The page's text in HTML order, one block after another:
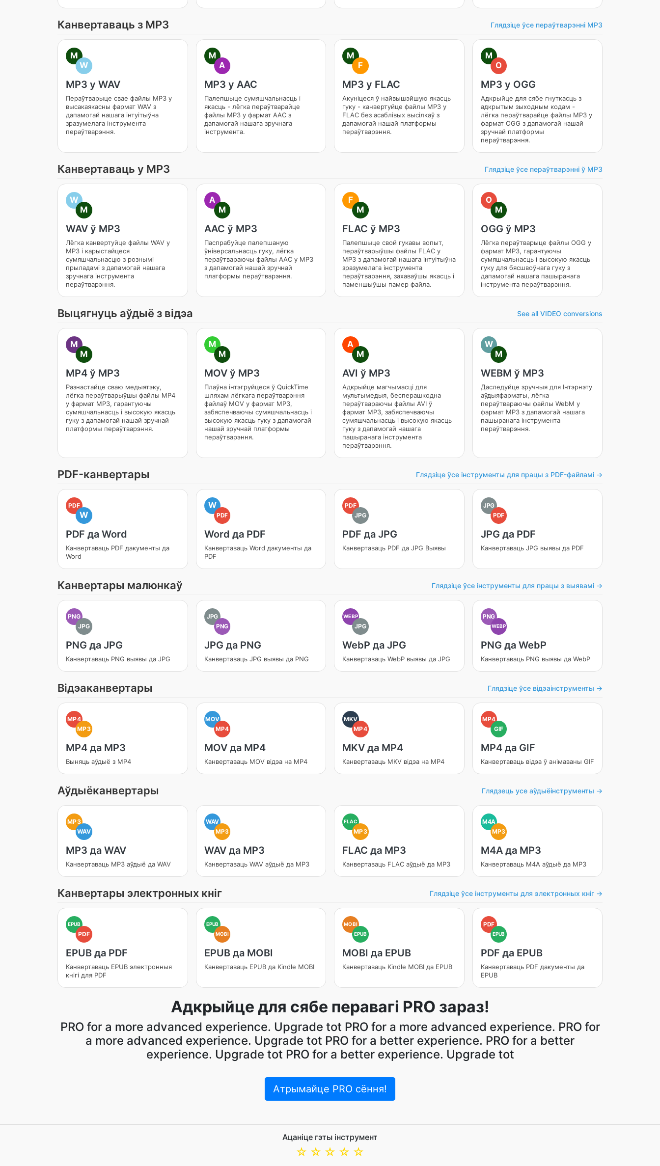
Канвертаваць з MP3 Глядзіце ўсе пераўтварэнні MP3
M
W
MP3 у WAV
Пераўтварыце свае файлы MP3 у
высакаякасны фармат WAV з
дапамогай нашага інтуітыўна
зразумелага інструмента
пераўтварэння.
M
A
MP3 у AAC
Палепшыце сумяшчальнасць і
якасць - лёгка пераўтварайце
файлы MP3 у фармат AAC з
дапамогай нашага зручнага
інструмента.
M
F
MP3 у FLAC
Акуніцеся ў найвышэйшую якасць
гуку - канвертуйце файлы MP3 у
FLAC без асаблівых высілкаў з
дапамогай нашай платформы
пераўтварэння.
M
O
MP3 у OGG
Адкрыйце для сябе гнуткасць з
адкрытым зыходным кодам -
лёгка пераўтварайце файлы MP3 у
фармат OGG з дапамогай нашай
зручнай платформы
пераўтварэння.
Канвертаваць у MP3 Глядзіце ўсе пераўтварэнні ў MP3
W
M
WAV ў MP3
Лёгка канвертуйце файлы WAV у
MP3 і карыстайцеся
сумяшчальнасцю з рознымі
прыладамі з дапамогай нашага
зручнага інструмента
пераўтварэння.
A
M
AAC ў MP3
Паспрабуйце палепшаную
ўніверсальнасць гуку, лёгка
пераўтвараючы файлы AAC у MP3
з дапамогай нашай зручнай
платформы пераўтварэння.
F
M
FLAC ў MP3
Палепшыце свой гукавы вопыт,
пераўтварыўшы файлы FLAC у
MP3 з дапамогай нашага інтуітыўна
зразумелага інструмента
пераўтварэння, захаваўшы якасць і
паменшыўшы памер файла.
O
M
OGG ў MP3
Лёгка пераўтварыце файлы OGG у
фармат MP3, гарантуючы
сумяшчальнасць і высокую якасць
гуку для бясшвоўнага гуку з
дапамогай нашага пашыранага
інструмента пераўтварэння.
Выцягнуць аўдыё з відэа See all VIDEO conversions
M
M
MP4 ў MP3
Разнастайце сваю медыятэку,
лёгка пераўтварыўшы файлы MP4
у фармат MP3, гарантуючы
сумяшчальнасць і высокую якасць
гуку з дапамогай нашай зручнай
платформы пераўтварэння.
M
M
MOV ў MP3
Плаўна інтэгруйцеся ў QuickTime
шляхам лёгкага пераўтварэння
файлаў MOV у фармат MP3,
забяспечваючы сумяшчальнасць і
высокую якасць гуку з дапамогай
нашай зручнай платформы
пераўтварэння.
A
M
AVI ў MP3
Адкрыйце магчымасці для
мультымедыя, бесперашкодна
пераўтвараючы файлы AVI ў
фармат MP3, забяспечваючы
сумяшчальнасць і высокую якасць
гуку з дапамогай нашага
пашыранага інструмента
пераўтварэння.
W
M
WEBM ў MP3
Даследуйце зручныя для Інтэрнэту
аўдыяфарматы, лёгка
пераўтвараючы файлы WebM у
фармат MP3 з дапамогай нашага
пашыранага інструмента
пераўтварэння.
PDF-канвертары Глядзіце ўсе інструменты для працы з PDF-файламі →
PDF
W
PDF да Word
Канвертаваць PDF дакументы да
Word
W
PDF
Word да PDF
Канвертаваць Word дакументы да
PDF
PDF
JPG
PDF да JPG
Канвертаваць PDF да JPG Выявы
JPG
PDF
JPG да PDF
Канвертаваць JPG выявы да PDF
Канвертары малюнкаў Глядзіце ўсе інструменты для працы з выявамі →
PNG
JPG
PNG да JPG
Канвертаваць PNG выявы да JPG
JPG
PNG
JPG да PNG
Канвертаваць JPG выявы да PNG
WEBP
JPG
WebP да JPG
Канвертаваць WebP выявы да JPG
PNG
WEBP
PNG да WebP
Канвертаваць PNG выявы да WebP
Відэаканвертары Глядзіце ўсе відэаінструменты →
MP4
MP3
MP4 да MP3
Выняць аўдыё з MP4
MOV
MP4
MOV да MP4
Канвертаваць MOV відэа на MP4
MKV
MP4
MKV да MP4
Канвертаваць MKV відэа на MP4
MP4
GIF
MP4 да GIF
Канвертаваць відэа ў анімаваны GIF
Аўдыёканвертары Глядзець усе аўдыёінструменты →
MP3
WAV
MP3 да WAV
Канвертаваць MP3 аўдыё да WAV
WAV
MP3
WAV да MP3
Канвертаваць WAV аўдыё да MP3
FLAC
MP3
FLAC да MP3
Канвертаваць FLAC аўдыё да MP3
M4A
MP3
M4A да MP3
Канвертаваць M4A аўдыё да MP3
Канвертары электронных кніг Глядзіце ўсе інструменты для электронных кніг →
EPUB
PDF
EPUB да PDF
Канвертаваць EPUB электронныя
кнігі для PDF
EPUB
MOBI
EPUB да MOBI
Канвертаваць EPUB да Kindle MOBI
MOBI
EPUB
MOBI да EPUB
Канвертаваць Kindle MOBI да EPUB
PDF
EPUB
PDF да EPUB
Канвертаваць PDF дакументы да
EPUB
Адкрыйце для сябе перавагі PRO зараз!
PRO for a more advanced experience. Upgrade tot PRO for a more advanced experience. PRO for
a more advanced experience. Upgrade tot PRO for a better experience. PRO for a better
experience. Upgrade tot PRO for a better experience. Upgrade tot
Атрымайце PRO сёння!
Ацаніце гэты інструмент
☆
☆
☆
☆
☆